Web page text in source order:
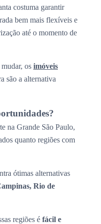
costuma garantir
bem mais flexíveis e
até o momento de
os imóveis
são a alternativa
na Grande São Paulo,
quanto regiões com
ótimas alternativas
Rio de
regiões é fácil e